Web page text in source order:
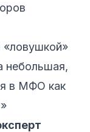
«ловушкой»
небольшая,
в МФО как